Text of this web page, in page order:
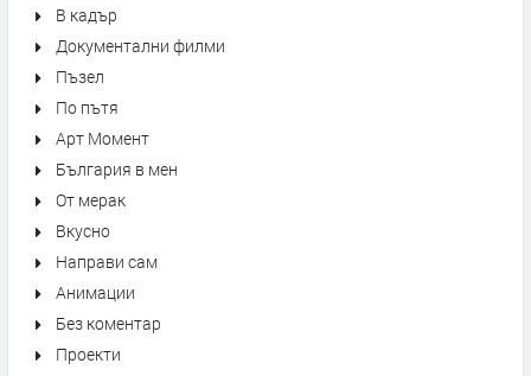
В кадър
Документални филми
Пъзел
По пътя
Арт Момент
България в мен
От мерак
Вкусно
Направи сам
Анимации
Без коментар
Проекти